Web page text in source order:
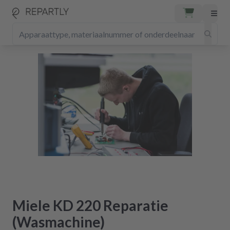
Miele KD 220 Reparatie
(Wasmachine)